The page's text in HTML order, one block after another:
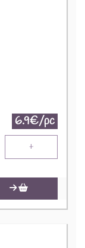
6.9€/pc
+